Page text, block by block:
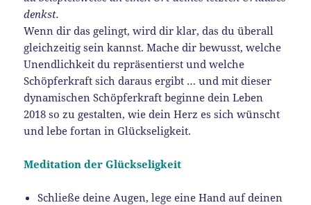
denkst.
Wenn dir das gelingt, wird dir klar, das du überall
gleichzeitig sein kannst. Mache dir bewusst, welche
Unendlichkeit du repräsentierst und welche
Schöpferkraft sich daraus ergibt … und mit dieser
dynamischen Schöpferkraft beginne dein Leben
2018 so zu gestalten, wie dein Herz es sich wünscht
und lebe fortan in Glückseligkeit.
Meditation der Glückseligkeit
Schließe deine Augen, lege eine Hand auf deinen